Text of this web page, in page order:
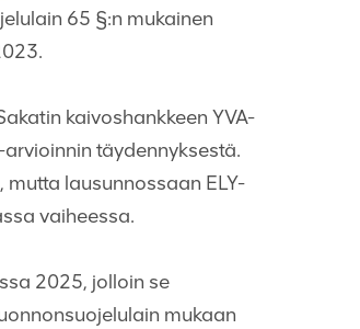
65 §:n mukainen
kaivoshankkeen YVA-
täydennyksestä.
lausunnossaan ELY-
vaiheessa.
2025, jolloin se
mukaan